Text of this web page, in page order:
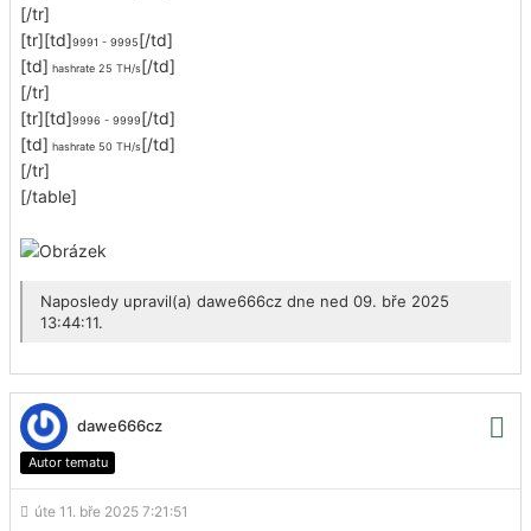
[/tr]
[tr][td]9991 - 9995[/td]
[td] hashrate 25 TH/s[/td]
[/tr]
[tr][td]9996 - 9999[/td]
[td] hashrate 50 TH/s[/td]
[/tr]
[/table]
Naposledy upravil(a) dawe666cz dne ned 09. bře 2025
13:44:11.
dawe666cz
Autor tematu
úte 11. bře 2025 7:21:51